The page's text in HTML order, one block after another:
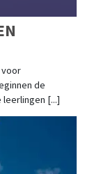
voor
de
leerlingen [...]